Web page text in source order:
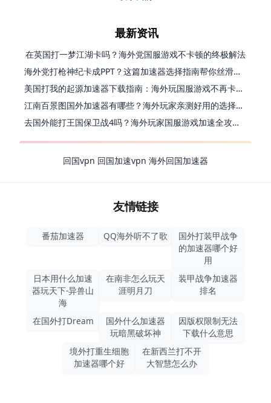
最新资讯
在英国打一梦江湖卡吗？海外党国服游戏不卡顿的终极解法
海外党打枪神纪卡成PPT？这篇加速器选择指南帮你丝滑上分
美国打我的起源加速器下载指南：海外玩国服游戏不再卡的终极方案
江南百景图国外加速器有哪些？海外玩家亲测好用的选择与避坑指南
去国外能打王国保卫战4吗？海外玩家国服游戏加速全攻略（附公主连结幻想江湖实测）
回国vpn 回国加速vpn 海外回国加速器
友情链接
番茄加速器 QQ海外听不了歌
国外打装甲战争
的加速器哪个好
用
日本用什么加速
器玩天下-异兽山
海
在南非怎么玩天
涯明月刀
装甲战争加速器
排名
在国外打Dream
国外什么加速器
玩暗黑破坏神
因版权限制无法
下载什么意思
境外打重生细胞
加速器哪个好
在新西兰打不开
大智慧怎么办